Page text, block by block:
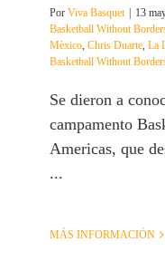
Por Viva Basquet | 13
Basketball Without
Mèxico Chris Duarte La
Basketball Without
Se dieron a
campamento
Americas, que
...
MÁS INFORMACIÓN